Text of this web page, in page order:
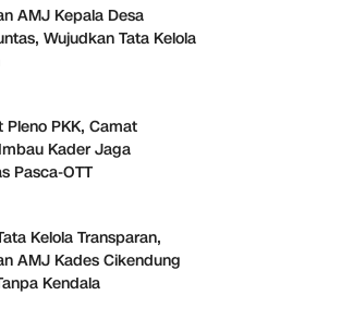
AMJ Kepala Desa
Wujudkan Tata Kelola
Pleno PKK, Camat
Kader Jaga
Pasca-OTT
Kelola Transparan,
AMJ Kades Cikendung
Kendala